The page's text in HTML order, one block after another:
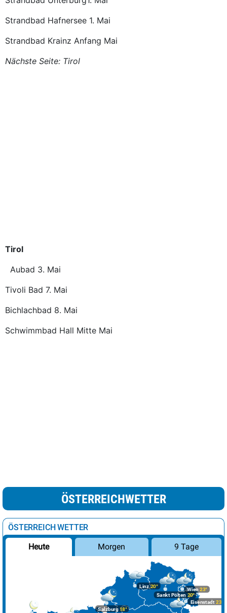
Strandbad Hafnersee 1. Mai
Strandbad Krainz Anfang Mai
Nächste Seite: Tirol
Tirol
Aubad 3. Mai
Tivoli Bad 7. Mai
Bichlachbad 8. Mai
Schwimmbad Hall Mitte Mai
ÖSTERREICHWETTER
ÖSTERREICH WETTER
Heute Morgen 9 Tage
Linz20°
Salzburg18°
Wien 23°
Eisenstadt 23°
Sankt Pölten 20°